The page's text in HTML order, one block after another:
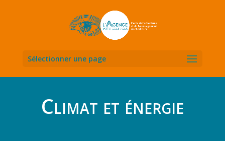
Sélectionner une page
Climat et énergie